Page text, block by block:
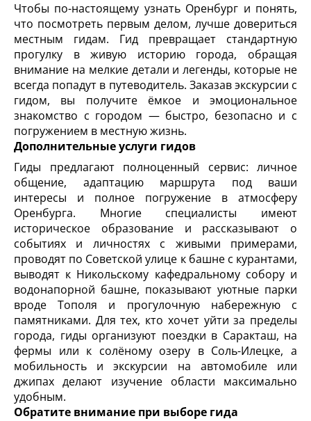
Чтобы по-настоящему узнать Оренбург и понять,
что посмотреть первым делом, лучше довериться
местным гидам. Гид превращает стандартную
прогулку в живую историю города, обращая
внимание на мелкие детали и легенды, которые не
всегда попадут в путеводитель. Заказав экскурсии с
гидом, вы получите ёмкое и эмоциональное
знакомство с городом — быстро, безопасно и с
погружением в местную жизнь.
Дополнительные услуги гидов
Гиды предлагают полноценный сервис: личное
общение, адаптацию маршрута под ваши
интересы и полное погружение в атмосферу
Оренбурга. Многие специалисты имеют
историческое образование и рассказывают о
событиях и личностях с живыми примерами,
проводят по Советской улице к башне с курантами,
выводят к Никольскому кафедральному собору и
водонапорной башне, показывают уютные парки
вроде Тополя и прогулочную набережную с
памятниками. Для тех, кто хочет уйти за пределы
города, гиды организуют поездки в Саракташ, на
фермы или к солёному озеру в Соль-Илецке, а
мобильность и экскурсии на автомобиле или
джипах делают изучение области максимально
удобным.
Обратите внимание при выборе гида